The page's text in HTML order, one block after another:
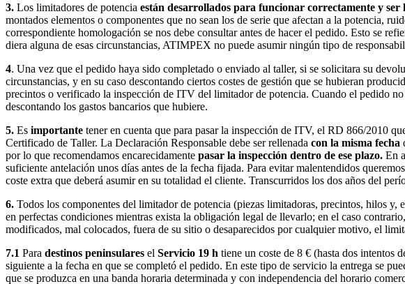
3. Los limitadores de potencia están desarrollados para funcionar correctamente y ser
montados elementos o componentes que no sean los de serie que afectan a la potencia,
correspondiente homologación se nos debe consultar antes de hacer el pedido. Esto se
diera alguna de esas circunstancias, ATIMPEX no puede asumir ningún tipo de
4. Una vez que el pedido haya sido completado o enviado al taller, si se solicitara su
circunstancias, y en su caso descontando ciertos costes de gestión que se hubieran
precintos o verificado la inspección de ITV del limitador de potencia. Cuando el pedido
descontando los gastos bancarios que hubiere.
5. Es importante tener en cuenta que para pasar la inspección de ITV, el RD 866/2010
Certificado de Taller. La Declaración Responsable debe ser rellenada con la misma fecha
por lo que recomendamos encarecidamente pasar la inspección dentro de ese plazo. En
suficiente antelación unos días antes de la fecha fijada. Para evitar malentendidos
coste extra que deberá asumir en su totalidad el cliente. Transcurridos los dos años del
6. Todos los componentes del limitador de potencia (piezas limitadoras, precintos, hilos
en perfectas condiciones mientras exista la obligación legal de llevarlo; en el caso contrario,
modificados, mal colocados, fuera de su sitio o desaparecidos por cualquier motivo, el
7.1 Para destinos peninsulares el Servicio 19 h tiene un coste de 8 € (hasta dos intentos
siguiente a la fecha en que se completó el pedido. En este tipo de servicio la entrega se
que se produzca en una banda horaria determinada y con independencia del horario